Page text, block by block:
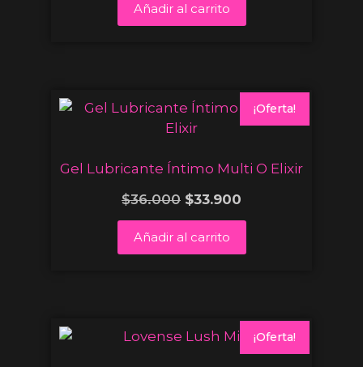
Añadir al carrito
¡Oferta!
Gel Lubricante Íntimo Multi O Elixir
$36.000 $33.900
Añadir al carrito
¡Oferta!